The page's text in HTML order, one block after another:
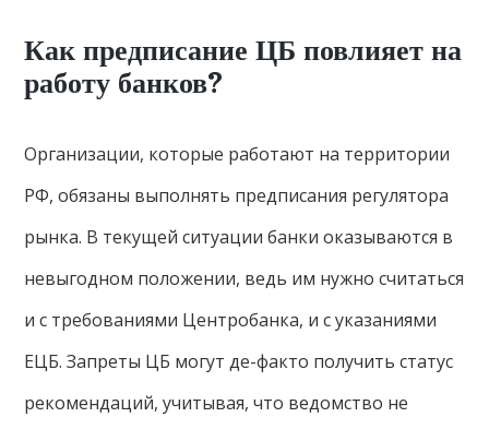
Как предписание ЦБ повлияет на
работу банков?
Организации, которые работают на территории
РФ, обязаны выполнять предписания регулятора
рынка. В текущей ситуации банки оказываются в
невыгодном положении, ведь им нужно считаться
и с требованиями Центробанка, и с указаниями
ЕЦБ. Запреты ЦБ могут де-факто получить статус
рекомендаций, учитывая, что ведомство не